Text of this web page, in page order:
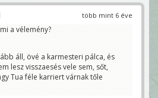
több mint 6 éve
a vélemény?
áll, övé a karmesteri pálca, és
lesz visszaesés vele sem, sőt,
Tua féle karriert várnak tőle